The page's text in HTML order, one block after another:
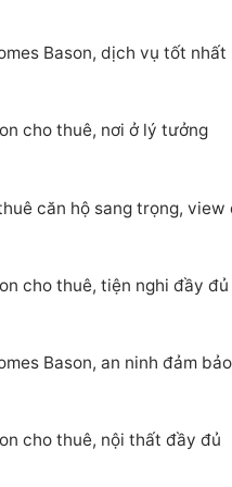
Bason, dịch vụ tốt nhất
cho thuê, nơi ở lý tưởng
căn hộ sang trọng, view
cho thuê, tiện nghi đầy đủ
Bason, an ninh đảm bảo
cho thuê, nội thất đầy đủ